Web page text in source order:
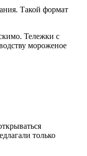
Такой формат
Тележки с
мороженое
только